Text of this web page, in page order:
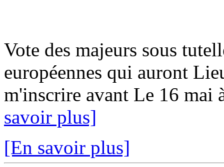
Vote des majeurs sous
européennes qui auront
m'inscrire avant Le 16
savoir plus]
[En savoir plus]